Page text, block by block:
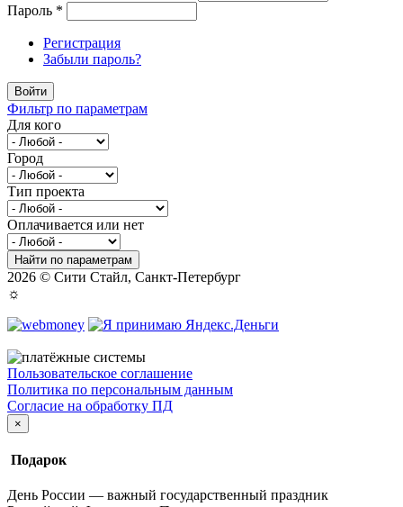
Пароль *
Регистрация
Забыли пароль?
Войти
Фильтр по параметрам
Для кого
Город
Тип проекта
Оплачивается или нет
Найти по параметрам
2026 © Сити Стайл, Санкт-Петербург
☼
Пользовательское соглашение
Политика по персональным данным
Согласие на обработку ПД
×
Подарок
День России — важный государственный праздник